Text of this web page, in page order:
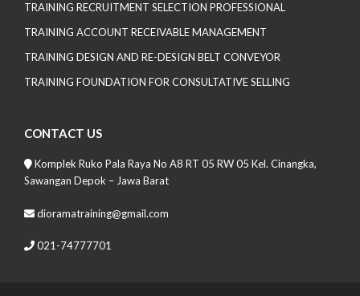
TRAINING RECRUITMENT SELECTION PROFESSIONAL
TRAINING ACCOUNT RECEIVABLE MANAGEMENT
TRAINING DESIGN AND RE-DESIGN BELT CONVEYOR
TRAINING FOUNDATION FOR CONSULTATIVE SELLING
CONTACT US
Komplek Ruko Pala Raya No A8 RT 05 RW 05 Kel. Cinangka,
Sawangan Depok – Jawa Barat
dioramatraining@gmail.com
021-74777701